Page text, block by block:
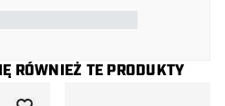
RÓWNIEŻ TE PRODUKTY